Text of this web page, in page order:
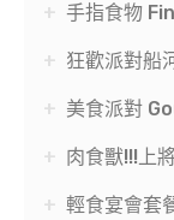
手指食物
狂歡派對
美食派對
肉食獸!!!上
輕食宴會